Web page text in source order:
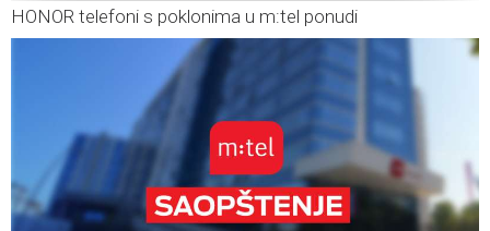
HONOR telefoni s poklonima u m:tel ponudi